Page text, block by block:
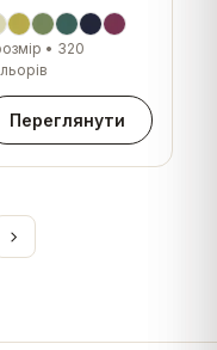
• 320
Переглянути